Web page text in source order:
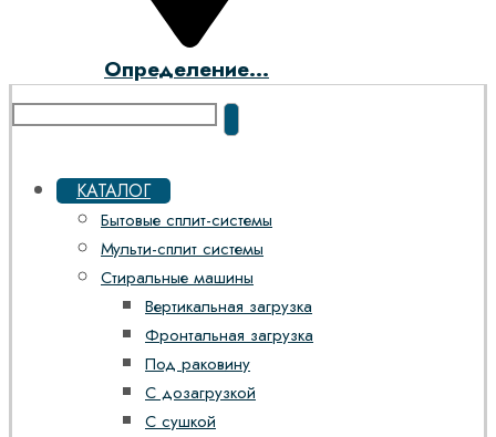
Определение...
КАТАЛОГ
Бытовые сплит-системы
Мульти-сплит системы
Стиральные машины
Вертикальная загрузка
Фронтальная загрузка
Под раковину
С дозагрузкой
С сушкой